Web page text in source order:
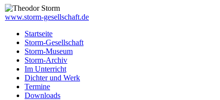
www.storm-gesellschaft.de
Startseite
Storm-Gesellschaft
Storm-Museum
Storm-Archiv
Im Unterricht
Dichter und Werk
Termine
Downloads